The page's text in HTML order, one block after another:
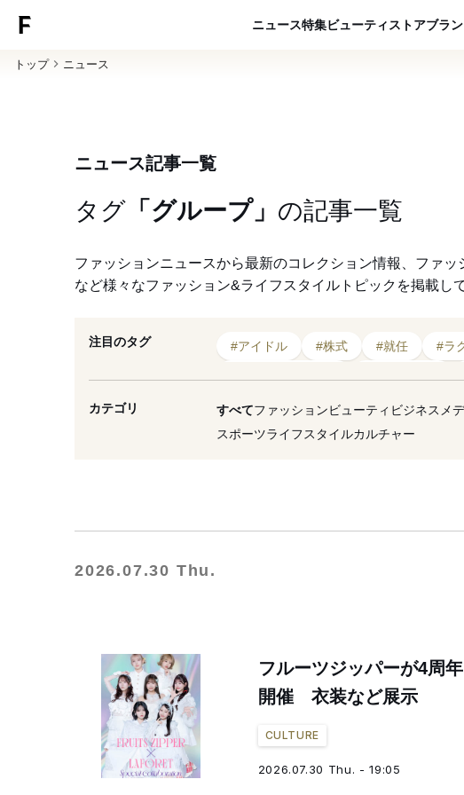
ニュース特集ビューティ ストアブラ
トップ ニュース
ニュース記事一覧
タグ 「グループ」 の記事一覧
ファッションニュースから最新のコレクション情報、ファ
など様々なファッション&ライフスタイルトピックを掲載し
注目のタグ #アイドル #株式 #就任 #ラ
#ブランド
#グローバル #アイウ
#キャンペーン
#グループ
カテゴリ すべてファッションビューティ ビジネス メ
スポーツライフスタイルカルチャー
2026.07.30 Thu.
フルーツジッパーが4周
開催 衣装など展示
CULTURE
2026.07.30 Thu. - 19:05